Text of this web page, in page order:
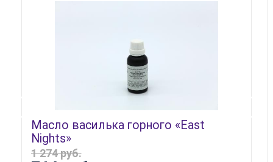
Масло василька горного «East
Nights»
1 274 руб.